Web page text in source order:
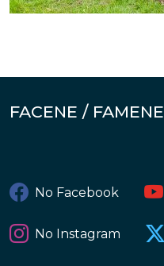
FACENE / FAMENE
No Facebook
No Instagram